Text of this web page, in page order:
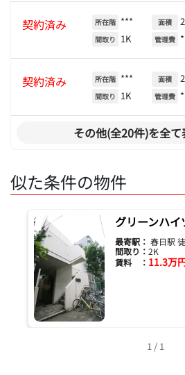
契約済み 所在階 ***
間取り 1K
面積
管理費
契約済み 所在階 ***
間取り 1K
面積
管理費
その他(全20件)を全
似た条件の物件
グリーンハイ
最寄駅： 春日駅
間取り： 2K
賃料 ： 11.3万
1 / 1